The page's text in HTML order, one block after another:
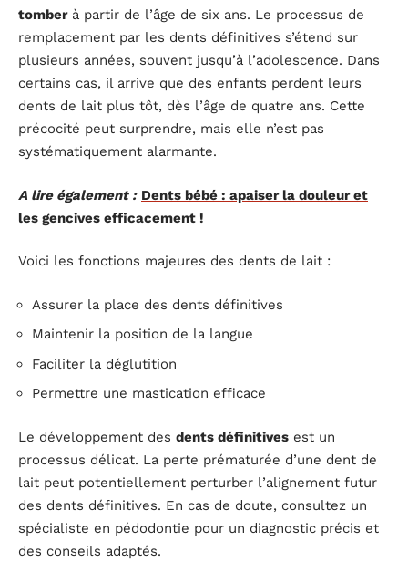
tomberà partir de l’âge de six ans. Le processus de
remplacement par les dents définitives s’étend sur
plusieurs années, souvent jusqu’à l’adolescence. Dans
certains cas, il arrive que des enfants perdent leurs
dents de lait plus tôt, dès l’âge de quatre ans. Cette
précocité peut surprendre, mais elle n’est pas
systématiquement alarmante.
A lire également : Dents bébé : apaiser la douleur et
les gencives efficacement !
Voici les fonctions majeures des dents de lait :
Assurer la place des dents définitives
Maintenir la position de la langue
Faciliter la déglutition
Permettre une mastication efficace
Le développement des dents définitives est un
processus délicat. La perte prématurée d’une dent de
lait peut potentiellement perturber l’alignement futur
des dents définitives. En cas de doute, consultez un
spécialiste en pédodontie pour un diagnostic précis et
des conseils adaptés.